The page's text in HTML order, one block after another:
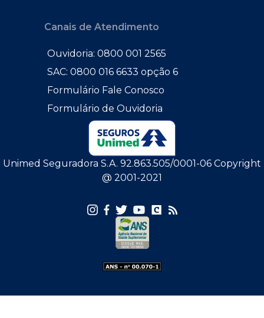
Canais de Atendimento
Ouvidoria: 0800 001 2565
SAC: 0800 016 6633 opção 6
Formulário Fale Conosco
Formulário de Ouvidoria
Unimed Seguradora S.A. 92.863.505/0001-06 Copyright
@ 2001-2021